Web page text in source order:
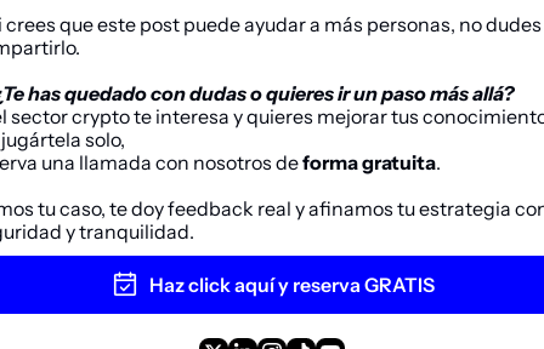
crees que este post puede ayudar a más personas, no
has quedado con dudas o quieres ir un paso más allá?
sector crypto te interesa y quieres mejorar tus
solo,
una llamada con nosotros de forma gratuita.
tu caso, te doy feedback real y afinamos tu estrategia
y tranquilidad.
Haz click aquí y reserva GRATIS